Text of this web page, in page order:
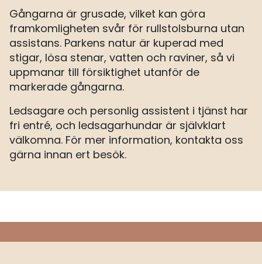
Gångarna är grusade, vilket kan göra
framkomligheten svår för rullstolsburna utan
assistans. Parkens natur är kuperad med
stigar, lösa stenar, vatten och raviner, så vi
uppmanar till försiktighet utanför de
markerade gångarna.
Ledsagare och personlig assistent i tjänst har
fri entré, och ledsagarhundar är självklart
välkomna. För mer information, kontakta oss
gärna innan ert besök.